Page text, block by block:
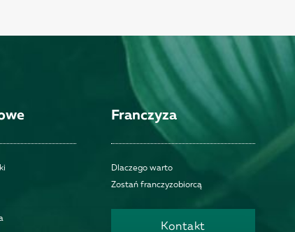
Franczyza
Dlaczego warto
Zostań franczyzobiorcą
Kontakt